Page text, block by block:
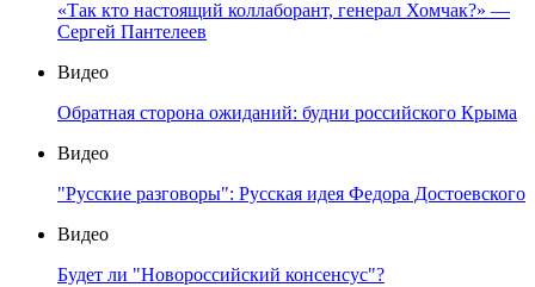
«Так кто настоящий коллаборант, генерал Хомчак?» —
Сергей Пантелеев
Видео
Обратная сторона ожиданий: будни российского Крыма
Видео
"Русские разговоры": Русская идея Федора Достоевского
Видео
Будет ли "Новороссийский консенсус"?